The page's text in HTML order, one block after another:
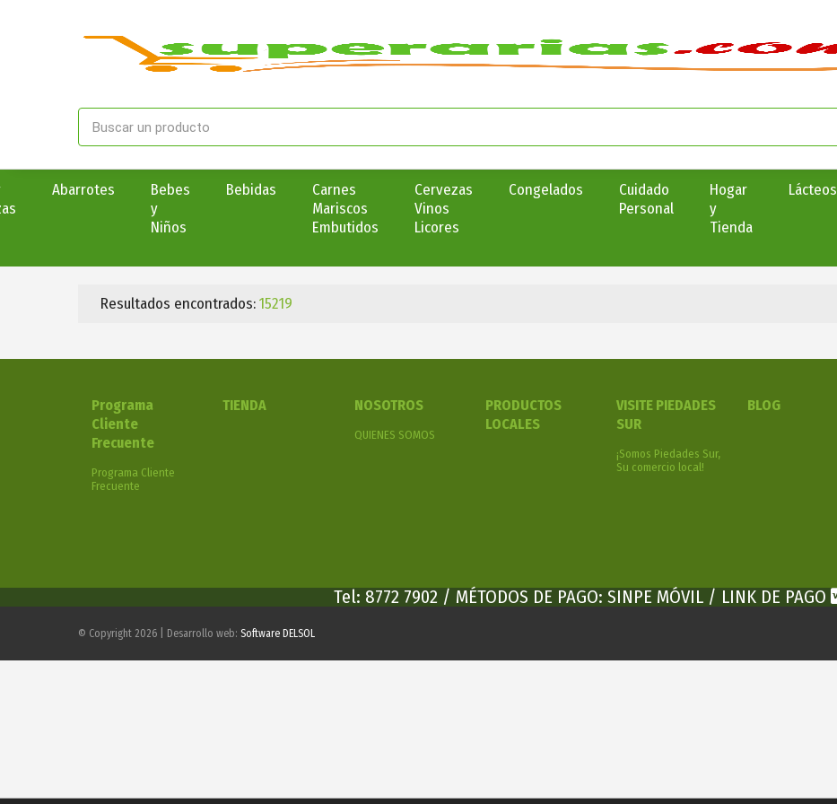
Abarrotes
Bebes
y
Niños
Bebidas
Carnes
Mariscos
Embutidos
Cervezas
Vinos
Licores
Congelados
Cuidado
Personal
Hogar
y
Tienda
Lácteos
Resultados encontrados:15219
Programa
Cliente
Frecuente
Programa Cliente
Frecuente
TIENDA NOSOTROS
QUIENES SOMOS
PRODUCTOS
LOCALES
VISITE PIEDADES
SUR
¡Somos Piedades Sur,
Su comercio local!
BLOG
Tel: 8772 7902 / MÉTODOS DE PAGO: SINPE MÓVIL / LINK DE PAGO
© Copyright 2026 | Desarrollo web: Software DELSOL